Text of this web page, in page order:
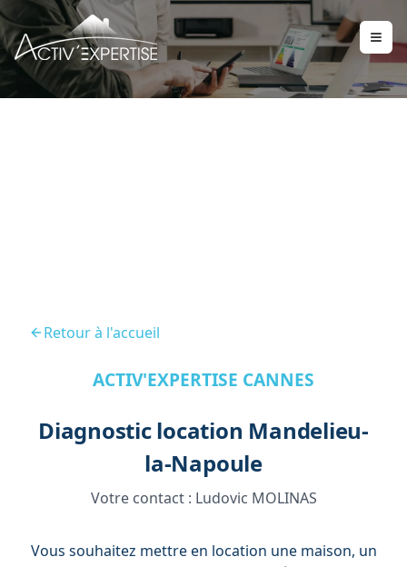
Retour à l'accueil
ACTIV'EXPERTISE CANNES
Diagnostic location Mandelieu-
la-Napoule
Votre contact : Ludovic MOLINAS
Vous souhaitez mettre en location une maison, un